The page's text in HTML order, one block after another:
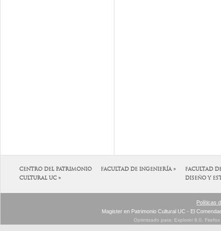
CENTRO DEL PATRIMONIO
CULTURAL UC »
FACULTAD DE INGENIERÍA »
FACULTAD
DISEÑO Y
Políticas
Magister en Patrimonio Cultural UC - El
Optimizado para: Explorer 8.0,